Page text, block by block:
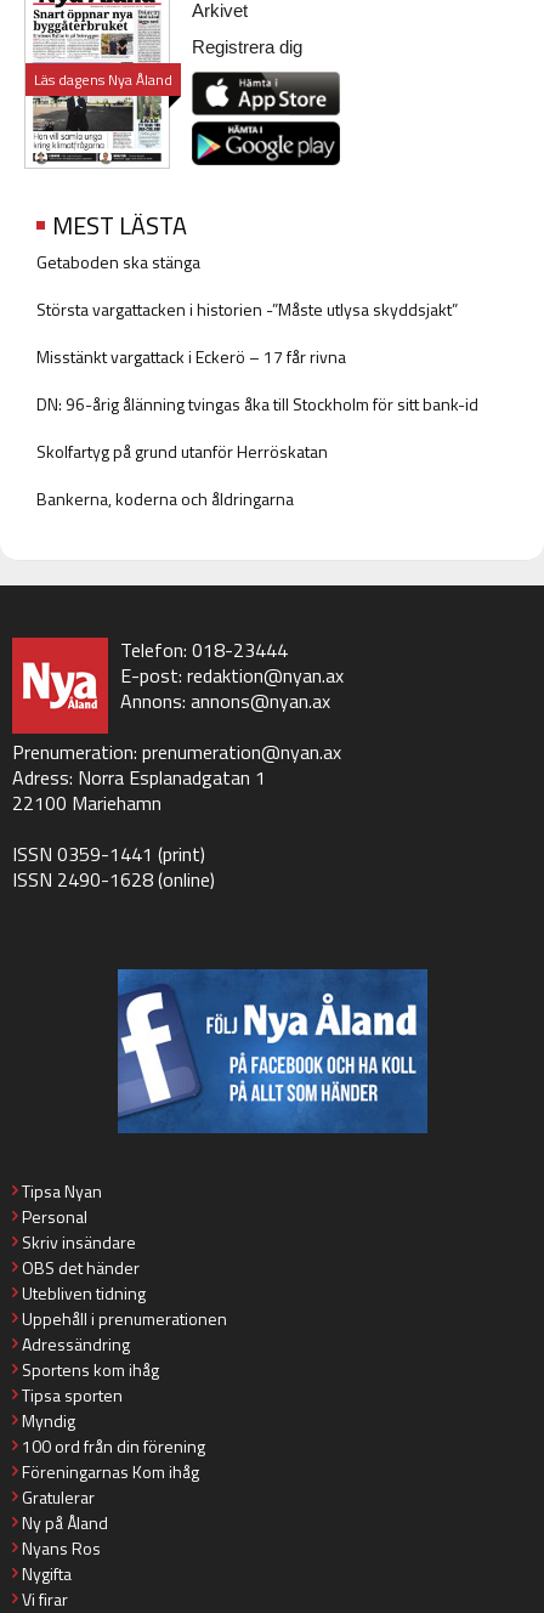
Läs dagens Nya Åland
Arkivet
Registrera dig
MEST LÄSTA
Getaboden ska stänga
Största vargattacken i historien -”Måste utlysa skyddsjakt”
Misstänkt vargattack i Eckerö – 17 får rivna
DN: 96-årig ålänning tvingas åka till Stockholm för sitt bank-id
Skolfartyg på grund utanför Herröskatan
Bankerna, koderna och åldringarna
Telefon: 018-23444
E-post: redaktion@nyan.ax
Annons: annons@nyan.ax
Prenumeration: prenumeration@nyan.ax
Adress: Norra Esplanadgatan 1
22100 Mariehamn
ISSN 0359-1441 (print)
ISSN 2490-1628 (online)
Tipsa Nyan
Personal
Skriv insändare
OBS det händer
Utebliven tidning
Uppehåll i prenumerationen
Adressändring
Sportens kom ihåg
Tipsa sporten
Myndig
100 ord från din förening
Föreningarnas Kom ihåg
Gratulerar
Ny på Åland
Nyans Ros
Nygifta
Vi firar